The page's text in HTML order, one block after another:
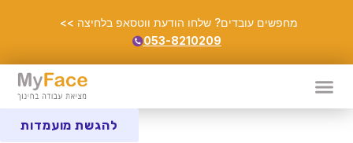
מחפשים עובדים? שלחו הודעת ווטסאפ בלחיצה >>
053-8210209
להגשת מועמדות